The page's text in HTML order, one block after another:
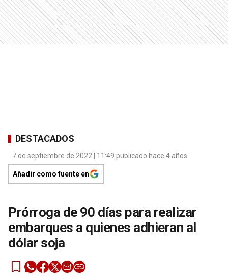
DESTACADOS
7 de septiembre de 2022 | 11:49 publicado hace 4 años
Añadir como fuente en
Prórroga de 90 días para realizar
embarques a quienes adhieran al
dólar soja